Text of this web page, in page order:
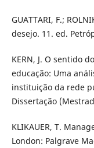
GUATTARI, F.;
desejo. 11. ed.
KERN, J. O sentido
educação: Uma
instituição da rede
Dissertação
KLIKAUER, T.
London: Palgrave